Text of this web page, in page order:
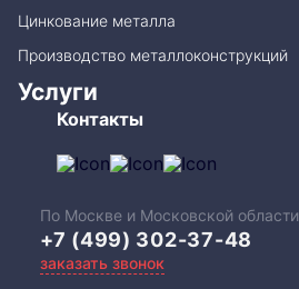
Цинкование металла
Производство металлоконструкций
Услуги
Контакты
По Москве и Московской области
+7 (499) 302-37-48
заказать звонок